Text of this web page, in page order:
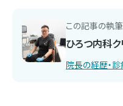
この記事の執
ひろつ内科
院長の経歴・